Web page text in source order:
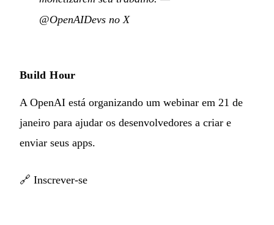
@OpenAIDevs no X
Build Hour
A OpenAI está organizando um webinar em 21 de
janeiro para ajudar os desenvolvedores a criar e
enviar seus apps.
🔗 Inscrever-se